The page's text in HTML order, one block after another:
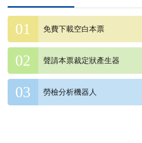
免費下載空白本票
聲請本票裁定狀產生器
勞檢分析機器人